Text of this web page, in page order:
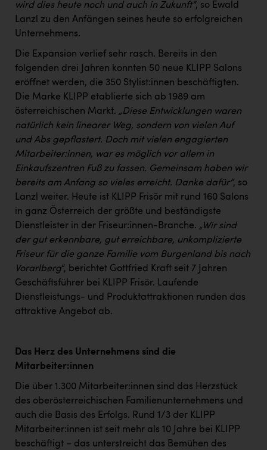
PEZ
PÜSPÖK
RE/MAX Welcome
RUBBLE MASTER
Ruderclub Wels
SCRI - Salzburg Cancer Research Institute
SCHMACHTL GmbH
Schwingshandl - automation technology gmbh
Seher + Partner
Smurfit Westrock Nettingsdorf
TCL
TGW Logistics
VERITAS
Vier Diamanten
Vorlagenportal
Wir besiegen Krebs
Wirtschaftskammer OÖ
wird dies heute noch und auch in Zukunft“, so Ewald
Lanzl zu den Anfängen seines heute so erfolgreichen
Unternehmens.
Die Expansion verlief sehr rasch. Bereits in den
folgenden drei Jahren konnten 50 neue KLIPP Salons
eröffnet werden, die 350 Stylist:innen beschäftigten.
Die Marke KLIPP etablierte sich ab 1989 am
österreichischen Markt. „Diese Entwicklungen waren
natürlich kein linearer Weg, sondern von vielen Auf
und Abs gepflastert. Doch mit vielen engagierten
Mitarbeiter:innen, war es möglich vor allem in
Einkaufszentren Fuß zu fassen. Gemeinsam haben wir
bereits am Anfang so vieles erreicht. Danke dafür“, so
Lanzl weiter. Heute ist KLIPP Frisör mit rund 160 Salons
in ganz Österreich der größte und beständigste
Dienstleister in der Friseur:innen-Branche. „Wir sind
der gut erkennbare, gut erreichbare, unkomplizierte
Friseur für die ganze Familie vom Burgenland bis nach
Vorarlberg“, berichtet Gottfried Kraft seit 7 Jahren
Geschäftsführer bei KLIPP Frisör. Laufende
Dienstleistungs- und Produktattraktionen runden das
attraktive Angebot ab.
Das Herz des Unternehmens sind die
Mitarbeiter:innen
Die über 1.300 Mitarbeiter:innen sind das Herzstück
des oberösterreichischen Familienunternehmens und
auch die Basis des Erfolgs. Rund 1/3 der KLIPP
Mitarbeiter:innen ist seit mehr als 10 Jahre bei KLIPP
beschäftigt – das unterstreicht das Bemühen des